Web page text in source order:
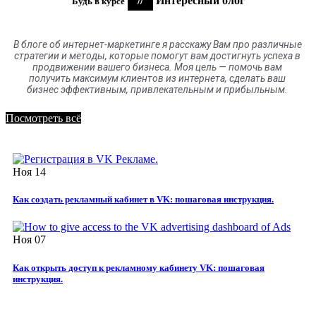
В блогеобинтернет-маркетинге я расскажу Вам про различные
стратегии и методы, которые помогут вам достигнуть успеха в
продвижении вашего бизнеса. Моя цель — помочь вам
получить максимум клиентовизинтернета, сделать ваш
бизнес эффективным, привлекательным и прибыльным.
Посмотреть всё
Ноя 14
Как создать рекламный кабинет в VK: пошаговая инструкция.
Ноя 07
Как открыть доступ к рекламному кабинету VK: пошаговая
инструкция.